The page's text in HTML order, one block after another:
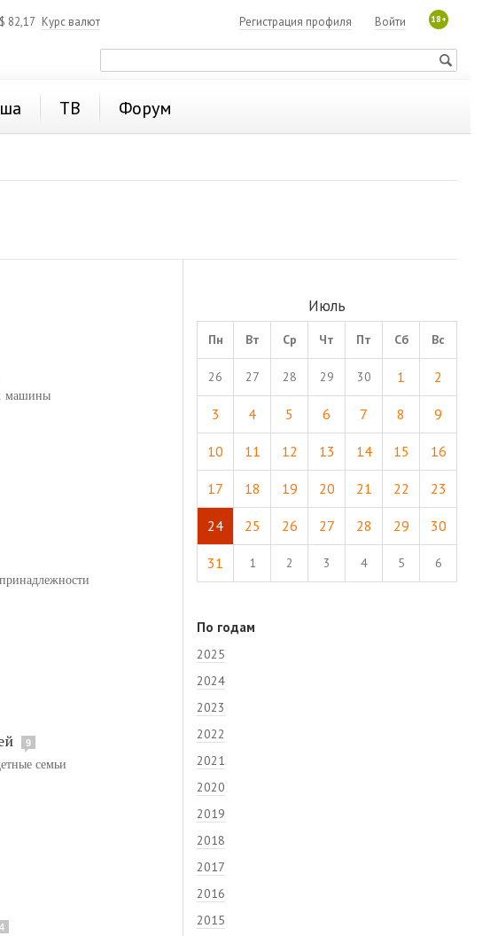
$ 82,17 Курс валют 18+
Войти
Регистрация профиля
ТВ Форум
машины
9
семьи
Июль
Пн Вт Ср Чт Пт Сб Вс
26 27 28 29 30 1 2
3 4 5 6 7 8 9
10 11 12 13 14 15 16
17 18 19 20 21 22 23
24 25 26 27 28 29 30
31 1 2 3 4 5 6
По годам
2025
2024
2023
2022
2021
2020
2019
2018
2017
2016
2015